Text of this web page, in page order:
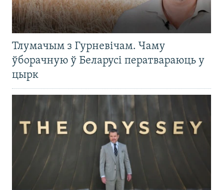
Тлумачым з Гурневічам. Чаму
ўборачную ў Беларусі ператвараюць у
цырк